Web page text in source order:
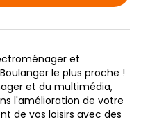
et
le plus proche !
et du multimédia,
l'amélioration de votre
de vos loisirs avec des